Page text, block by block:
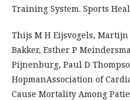
Training System. Sports
Thijs M H Eijsvogels, Martijn
Bakker, Esther P
Pijnenburg, Paul D
HopmanAssociation of
Cause Mortality Among